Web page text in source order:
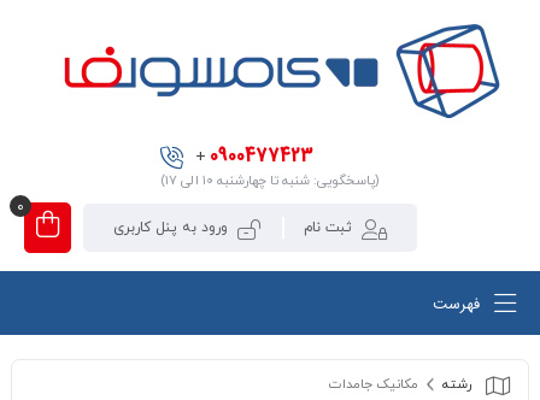
0900477423
+
(پاسخگویی: شنبه تا چهارشنبه ۱۰ الی ۱۷)
ثبت نام ورود به پنل کاربری
0
فهرست
رشته مکانیک جامدات